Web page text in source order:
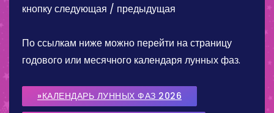
кнопку следующая / предыдущая
По ссылкам ниже можно перейти на страницу
годового или месячного календаря лунных фаз.
»КАЛЕНДАРЬ ЛУННЫХ ФАЗ 2026